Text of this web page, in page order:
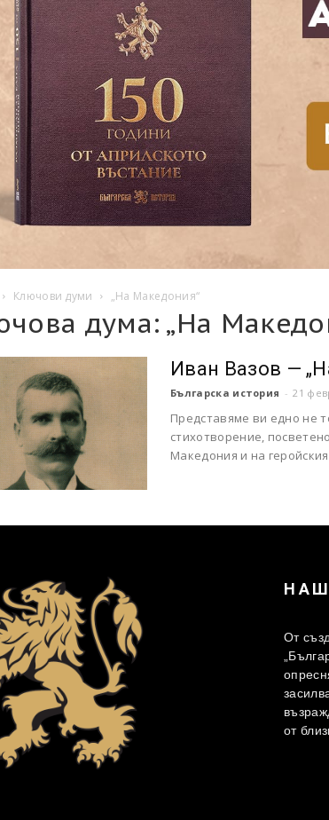
Ключови думи „На Македония“
дума: „На
Иван Вазов —
Българска история - 21
Представяме ви едно не
стихотворение,
Македония и на
От
от